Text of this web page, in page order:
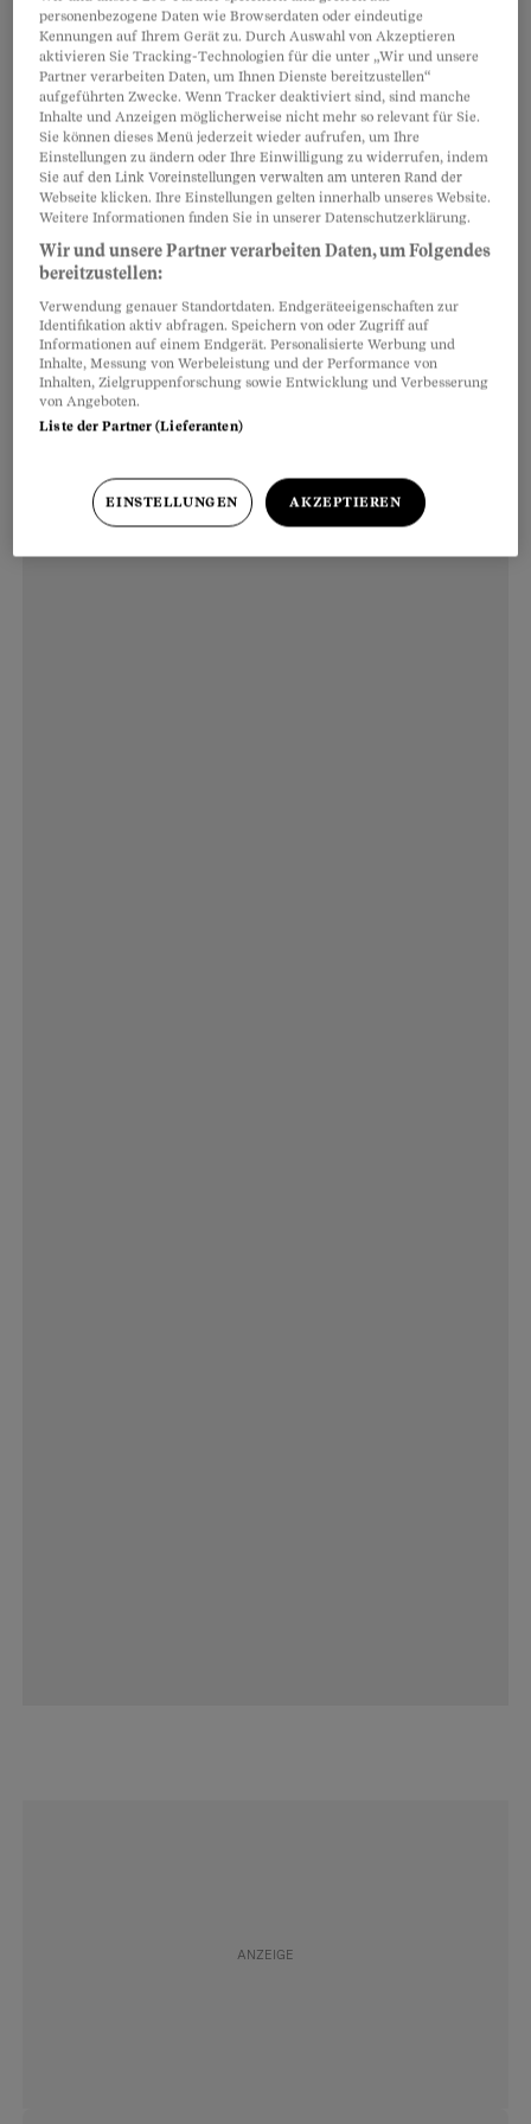
Artikel teilen
Die Beiträge der Angestellten werden in
Prozenten desBruttolohnesberechnet.
Arbeitgeber und Arbeitnehmer tragen diese je
zur Hälfte, wobei der Arbeitnehmeranteil direkt
vom Lohn abgezogen wird. Der Arbeitgeber
zahlt die gesamten Beiträge der zuständigen
AHV-Ausgleichskasse ein, in der Regel
personenbezogene Daten wie Browserdaten oder eindeutige
Kennungen auf Ihrem Gerät zu. Durch Auswahl von Akzeptieren
aktivieren Sie Tracking-Technologien für die unter „Wir und unsere
Partner verarbeiten Daten, um Ihnen Dienste bereitzustellen“
aufgeführten Zwecke. Wenn Tracker deaktiviert sind, sind manche
Inhalte und Anzeigen möglicherweise nicht mehr so relevant für Sie.
Sie können dieses Menü jederzeit wieder aufrufen, um Ihre
Einstellungen zu ändern oder Ihre Einwilligung zu widerrufen, indem
Sie auf den Link Voreinstellungen verwalten am unteren Rand der
Webseite klicken. Ihre Einstellungen gelten innerhalb unseres Website.
Weitere Informationen finden Sie in unserer Datenschutzerklärung.
Wir und unsere Partner verarbeiten Daten, um Folgendes
bereitzustellen:
Verwendung genauer Standortdaten. Endgeräteeigenschaften zur
Identifikation aktiv abfragen. Speichern von oder Zugriff auf
Informationen auf einem Endgerät. Personalisierte Werbung und
Inhalte, Messung von Werbeleistung und der Performance von
Inhalten, Zielgruppenforschung sowie Entwicklung und Verbesserung
von Angeboten.
Liste der Partner (Lieferanten)
EINSTELLUNGEN AKZEPTIEREN